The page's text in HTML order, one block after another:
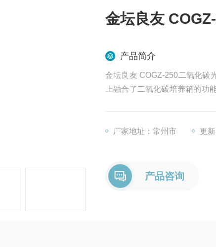
金坛良友
产品简介
金坛良友 COGZ-250二氧化碳
上融合了二氧化碳培养箱的
培养箱要求稳定的温度,稳定
厂家地址：常州市
更
产品咨询